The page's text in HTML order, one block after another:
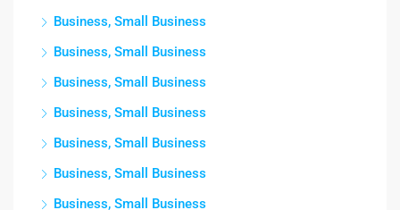
Business, Small Business
Business, Small Business
Business, Small Business
Business, Small Business
Business, Small Business
Business, Small Business
Business, Small Business